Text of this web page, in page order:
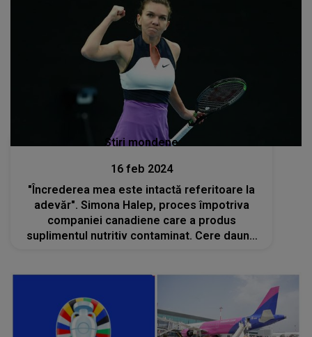
Stiri mondene
16 feb 2024
"Încrederea mea este intactă referitoare la
adevăr". Simona Halep, proces împotriva
companiei canadiene care a produs
suplimentul nutritiv contaminat. Cere daune